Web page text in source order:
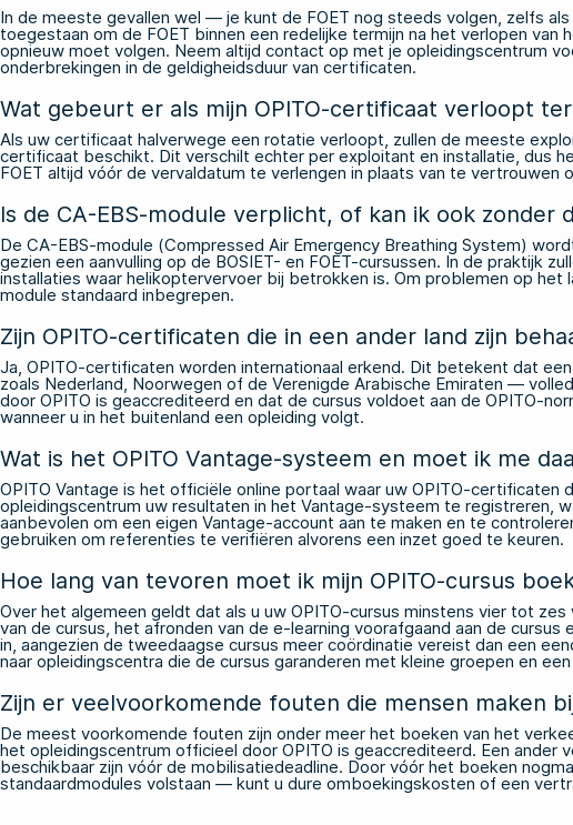
In de meeste gevallen wel — je kunt de FOET nog steeds volgen, zelfs
toegestaan om de FOET binnen een redelijke termijn na het verlopen
opnieuw moet volgen. Neem altijd contact op met je opleidingscentrum
onderbrekingen in de geldigheidsduur van certificaten.
Wat gebeurt er als mijn OPITO-certificaat verloopt
Als uw certificaat halverwege een rotatie verloopt, zullen de meeste
certificaat beschikt. Dit verschilt echter per exploitant en installatie, dus
FOET altijd vóór de vervaldatum te verlengen in plaats van te
Is de CA-EBS-module verplicht, of kan ik ook zonder
De CA-EBS-module (Compressed Air Emergency Breathing System)
gezien een aanvulling op de BOSIET- en FOET-cursussen. In de praktijk
installaties waar helikoptervervoer bij betrokken is. Om problemen op
module standaard inbegrepen.
Zijn OPITO-certificaten die in een ander land zijn
Ja, OPITO-certificaten worden internationaal erkend. Dit betekent dat
zoals Nederland, Noorwegen of de Verenigde Arabische Emiraten —
door OPITO is geaccrediteerd en dat de cursus voldoet aan de OPITO-
wanneer u in het buitenland een opleiding volgt.
Wat is het OPITO Vantage-systeem en moet ik me
OPITO Vantage is het officiële online portaal waar uw OPITO-
opleidingscentrum uw resultaten in het Vantage-systeem te
aanbevolen om een eigen Vantage-account aan te maken en te
gebruiken om referenties te verifiëren alvorens een inzet goed te keuren.
Hoe lang van tevoren moet ik mijn OPITO-cursus
Over het algemeen geldt dat als u uw OPITO-cursus minstens vier tot
van de cursus, het afronden van de e-learning voorafgaand aan de
in, aangezien de tweedaagse cursus meer coördinatie vereist dan een
naar opleidingscentra die de cursus garanderen met kleine groepen en
Zijn er veelvoorkomende fouten die mensen maken
De meest voorkomende fouten zijn onder meer het boeken van het
het opleidingscentrum officieel door OPITO is geaccrediteerd. Een
beschikbaar zijn vóór de mobilisatiedeadline. Door vóór het boeken
standaardmodules volstaan — kunt u dure omboekingskosten of een